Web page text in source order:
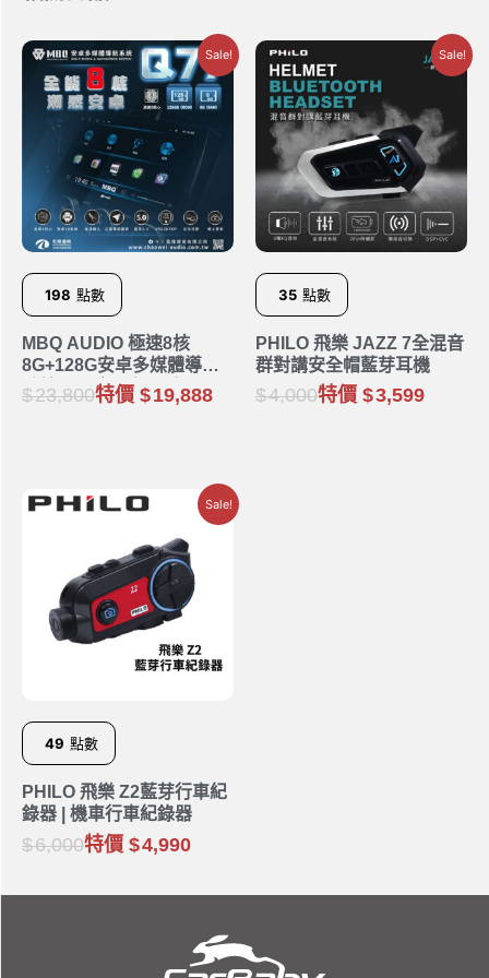
Sale!
198 點數
MBQ AUDIO 極速8核
8G+128G安卓多媒體導航
系統 Q77｜9吋 10吋
23,800特價 19,888
Sale!
35 點數
PHILO 飛樂 JAZZ 7全混音
群對講安全帽藍芽耳機
4,000特價 3,599
Sale!
49 點數
PHILO 飛樂 Z2藍芽行車紀
錄器 | 機車行車紀錄器
6,000特價 4,990